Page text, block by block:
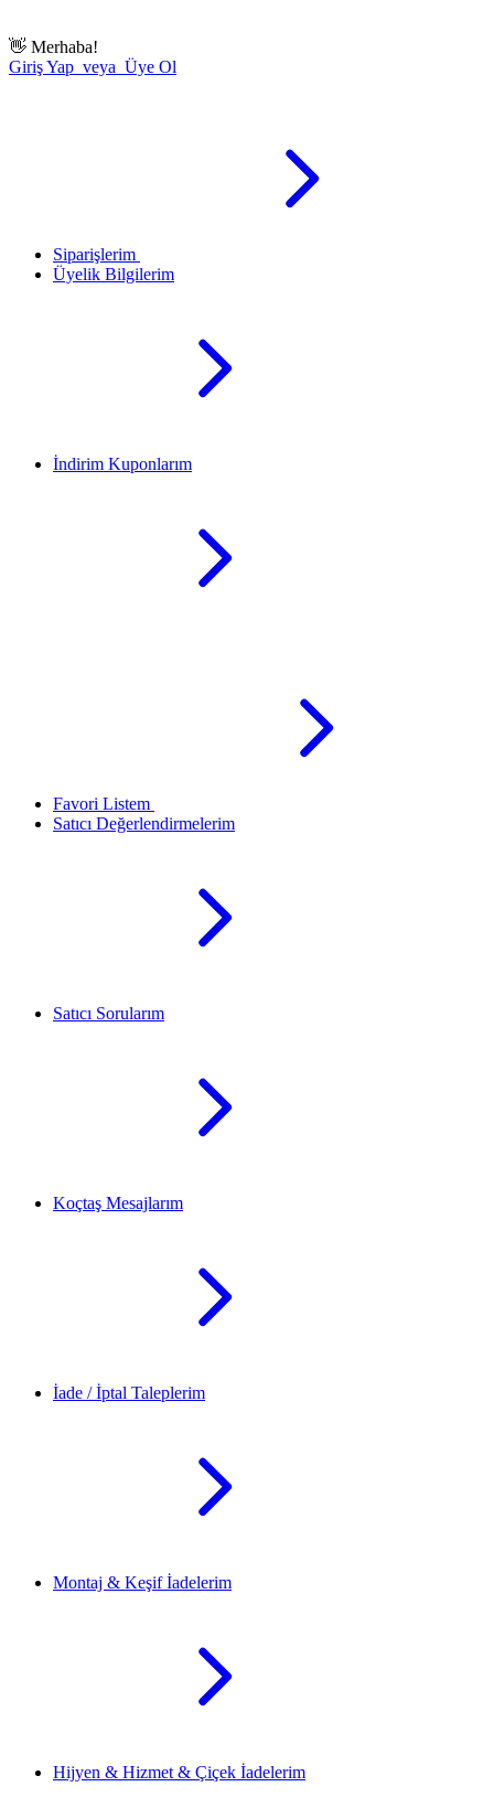
👋 Merhaba!
Giriş Yap veya Üye Ol
Siparişlerim
Üyelik Bilgilerim
İndirim Kuponlarım
Favori Listem
Satıcı Değerlendirmelerim
Satıcı Sorularım
Koçtaş Mesajlarım
İade / İptal Taleplerim
Montaj & Keşif İadelerim
Hijyen & Hizmet & Çiçek İadelerim